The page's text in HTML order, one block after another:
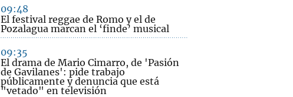
09:48
El festival reggae de Romo y el de
Pozalagua marcan el ‘finde’ musical
09:35
El drama de Mario Cimarro, de 'Pasión
de Gavilanes': pide trabajo
públicamente y denuncia que está
"vetado" en televisión